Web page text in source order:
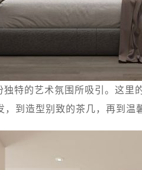
特的艺术氛围所吸引。这
到造型别致的茶几，再到温